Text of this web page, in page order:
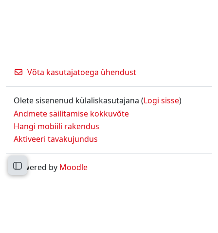
Ava kursuse sisukord
Võta kasutajatoega ühendust
Olete sisenenud külaliskasutajana (Logi sisse)
Andmete säilitamise kokkuvõte
Hangi mobiili rakendus
Aktiveeri tavakujundus
Powered by Moodle